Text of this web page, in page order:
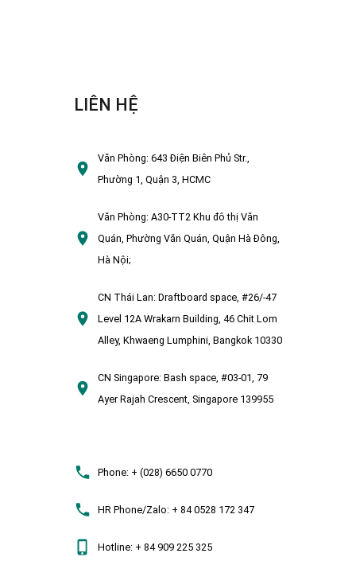
LIÊN HỆ
Văn Phòng:643 Điện Biên Phủ Str.,
Phường 1, Quận 3, HCMC
Văn Phòng:A30-TT2 Khu đô thị Văn
Quán, Phường Văn Quán, Quận Hà Đông,
Hà Nội;
CN Thái Lan: Draftboard space, #26/-47
Level 12A Wrakarn Building, 46 Chit Lom
Alley, Khwaeng Lumphini, Bangkok 10330
CN Singapore: Bash space, #03-01, 79
Ayer Rajah Crescent, Singapore 139955
Phone:+ (028) 6650 0770
HR Phone/Zalo:+ 84 0528 172 347
Hotline:+ 84 909 225 325